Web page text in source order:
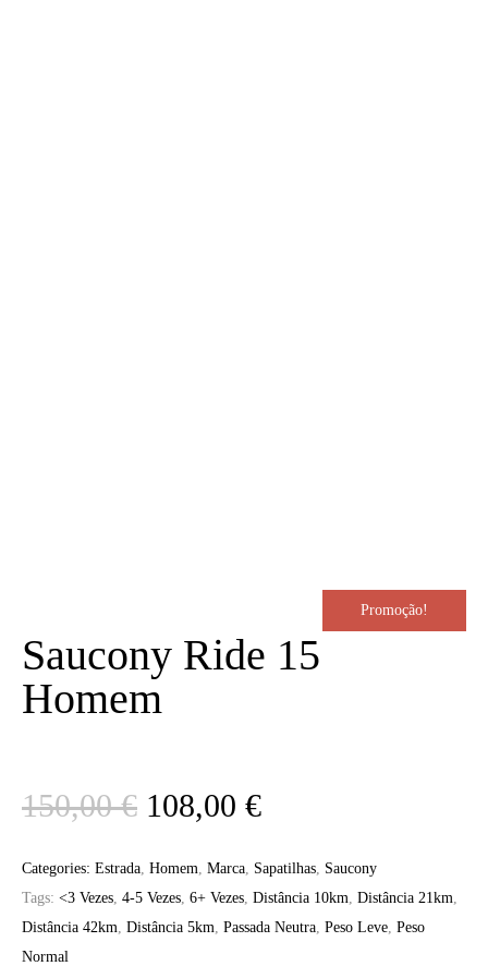
Promoção!
Saucony Ride 15
Homem
150,00€ O
preço
original
108,00 €O
preço
atual
Categories: Estrada, Homem, Marca, Sapatilhas, Saucony
Tags: <3 Vezes, 4-5 Vezes, 6+ Vezes, Distância 10km, Distância 21km,
Distância 42km, Distância 5km, Passada Neutra, Peso Leve, Peso
Normal